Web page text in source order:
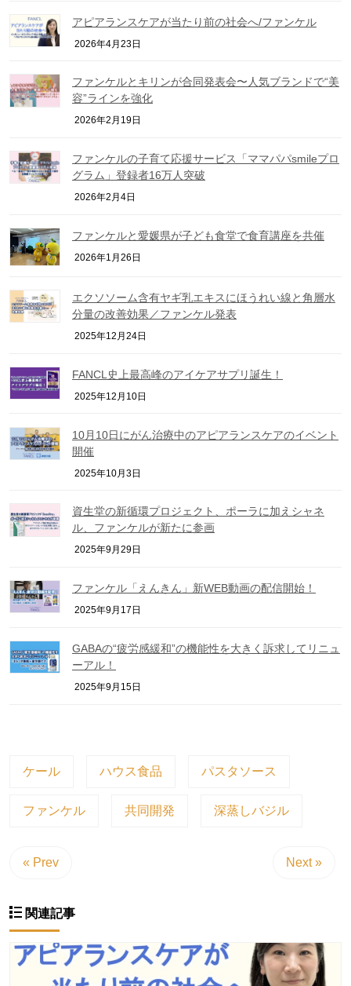
アピアランスケアが当たり前の社会へ/ファンケル
2026年4月23日
ファンケルとキリンが合同発表会〜人気ブランドで“美
容”ラインを強化
2026年2月19日
ファンケルの子育て応援サービス「ママパパsmileプロ
グラム」登録者16万人突破
2026年2月4日
ファンケルと愛媛県が子ども食堂で食育講座を共催
2026年1月26日
エクソソーム含有ヤギ乳エキスにほうれい線と角層水
分量の改善効果／ファンケル発表
2025年12月24日
FANCL史上最高峰のアイケアサプリ誕生！
2025年12月10日
10月10日にがん治療中のアピアランスケアのイベント
開催
2025年10月3日
資生堂の新循環プロジェクト、ポーラに加えシャネ
ル、ファンケルが新たに参画
2025年9月29日
ファンケル「えんきん」新WEB動画の配信開始！
2025年9月17日
GABAの“疲労感緩和”の機能性を大きく訴求してリニュ
ーアル！
2025年9月15日
ケール ハウス食品 パスタソース
ファンケル 共同開発 深蒸しバジル
« Prev Next »
関連記事